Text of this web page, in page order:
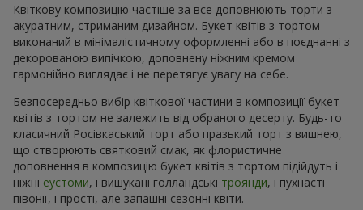
Квіткову композицію частіше за все доповнюють торти з
акуратним, стриманим дизайном. Букет квітів з тортом
виконаний в мінімалістичному оформленні або в поєднанні з
декорованою випічкою, доповнену ніжним кремом
гармонійно виглядає і не перетягує увагу на себе.
Безпосередньо вибір квіткової частини в композиції букет
квітів з тортом не залежить від обраного десерту. Будь-то
класичний Росівкаський торт або празький торт з вишнею,
що створюють святковий смак, як флористичне
доповнення в композицію букет квітів з тортом підійдуть і
ніжні еустоми, і вишукані голландські троянди, і пухнасті
півонії, і прості, але запашні сезонні квіти.